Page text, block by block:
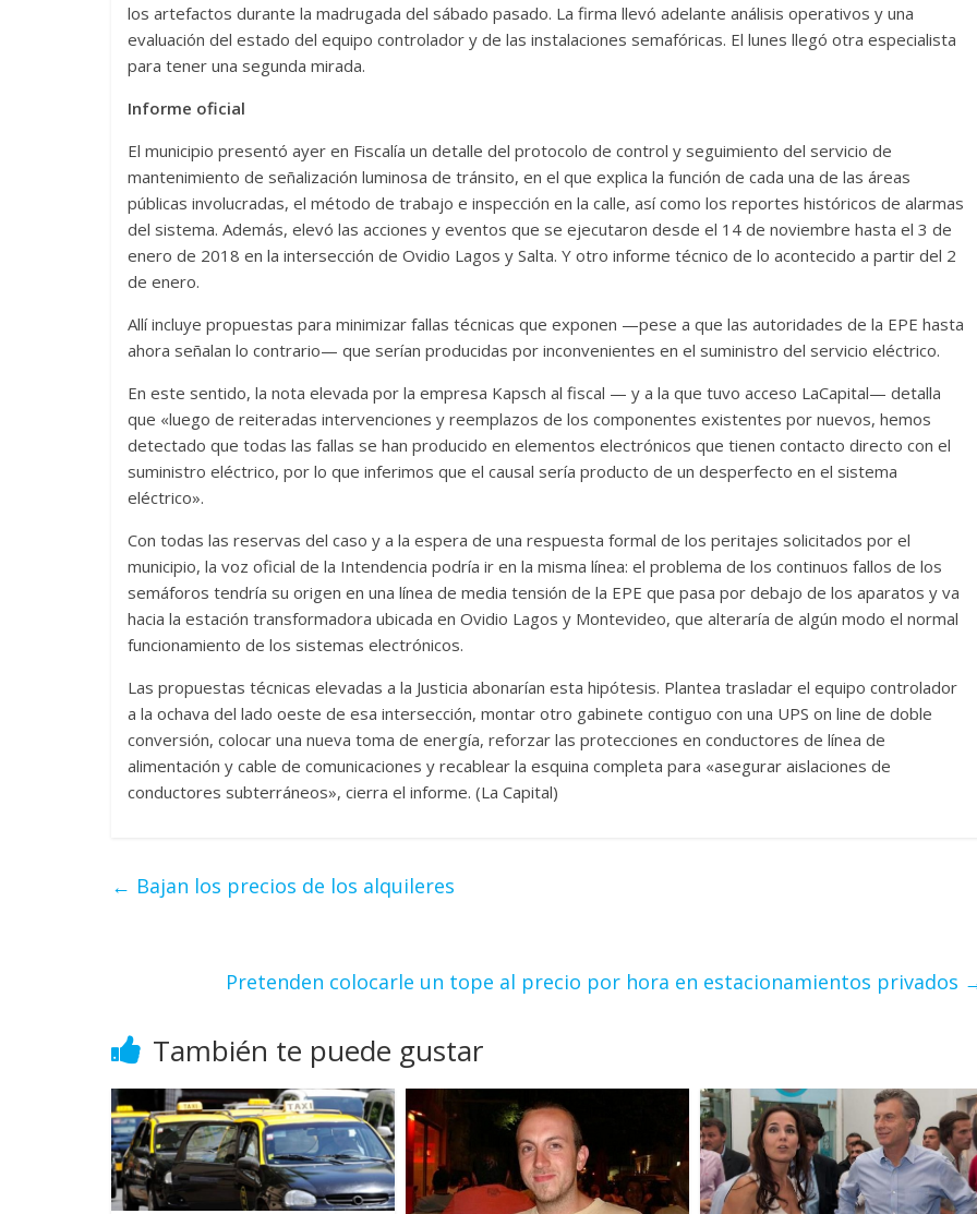
los artefactos durante la madrugada del sábado pasado. La firma llevó adelante análisis operativos y una
evaluación del estado del equipo controlador y de las instalaciones semafóricas. El lunes llegó otra especialista
para tener una segunda mirada.
Informe oficial
El municipio presentó ayer en Fiscalía un detalle del protocolo de control y seguimiento del servicio de
mantenimiento de señalización luminosa de tránsito, en el que explica la función de cada una de las áreas
públicas involucradas, el método de trabajo e inspección en la calle, así como los reportes históricos de alarmas
del sistema. Además, elevó las acciones y eventos que se ejecutaron desde el 14 de noviembre hasta el 3 de
enero de 2018 en la intersección de Ovidio Lagos y Salta. Y otro informe técnico de lo acontecido a partir del 2
de enero.
Allí incluye propuestas para minimizar fallas técnicas que exponen —pese a que las autoridades de la EPE hasta
ahora señalan lo contrario— que serían producidas por inconvenientes en el suministro del servicio eléctrico.
En este sentido, la nota elevada por la empresa Kapsch al fiscal — y a la que tuvo acceso LaCapital— detalla
que «luego de reiteradas intervenciones y reemplazos de los componentes existentes por nuevos, hemos
detectado que todas las fallas se han producido en elementos electrónicos que tienen contacto directo con el
suministro eléctrico, por lo que inferimos que el causal sería producto de un desperfecto en el sistema
eléctrico».
Con todas las reservas del caso y a la espera de una respuesta formal de los peritajes solicitados por el
municipio, la voz oficial de la Intendencia podría ir en la misma línea: el problema de los continuos fallos de los
semáforos tendría su origen en una línea de media tensión de la EPE que pasa por debajo de los aparatos y va
hacia la estación transformadora ubicada en Ovidio Lagos y Montevideo, que alteraría de algún modo el normal
funcionamiento de los sistemas electrónicos.
Las propuestas técnicas elevadas a la Justicia abonarían esta hipótesis. Plantea trasladar el equipo controlador
a la ochava del lado oeste de esa intersección, montar otro gabinete contiguo con una UPS on line de doble
conversión, colocar una nueva toma de energía, reforzar las protecciones en conductores de línea de
alimentación y cable de comunicaciones y recablear la esquina completa para «asegurar aislaciones de
conductores subterráneos», cierra el informe. (La Capital)
← Bajan los precios de los alquileres
Pretenden colocarle un tope al precio por hora en estacionamientos privados
También te puede gustar